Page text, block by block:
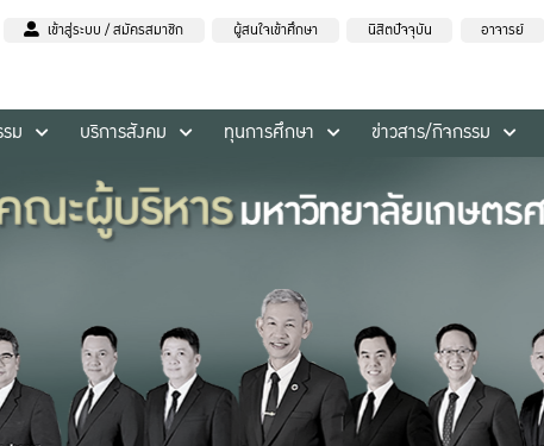
เข้าสู่ระบบ / สมัครสมาชิก ผู้สนใจเข้าศึกษา นิสิตปัจจุบัน อาจารย์
ม บริการสังคม ทุนการศึกษา ข่าวสาร/กิจกรรม